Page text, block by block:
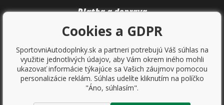
Platba a doprava
Cookies a GDPR
SportovniAutodoplnky.sk a partneri potrebujú Váš súhlas na
využitie jednotlivých údajov, aby Vám okrem iného mohli
ukazovať informácie týkajúce sa Vašich záujmov pomocou
personalizácie reklám. Súhlas udelíte kliknutím na políčko
"Áno, súhlasím".